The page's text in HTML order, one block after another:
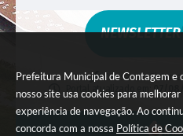
Prefeitura Municipal de Contagem e
nosso site usa cookies para melhorar
experiência de navegação. Ao
concorda com a nossa Política de
Versão do
Portal atualizado em:
07/08/
NEWSLETTER